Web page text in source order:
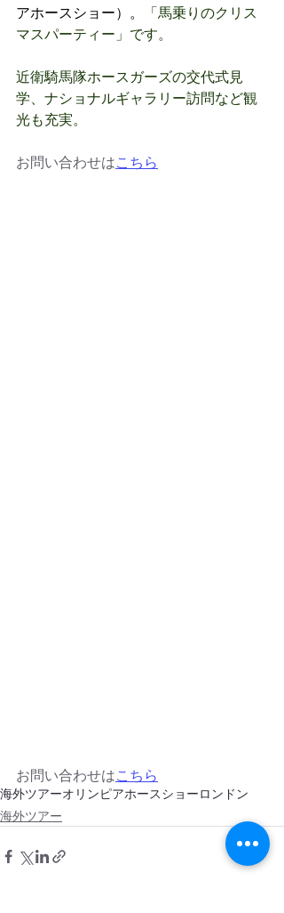
アホースショー）。
「馬乗りのクリス
マスパーティー」です。
近衛騎馬隊ホースガーズの交代式見
学、ナショナルギャラリー訪問など観
光も充実。
お問い合わせはこちら
お問い合わせはこちら
海外ツアーオリンピアホースショー ロンドン
海外ツアー